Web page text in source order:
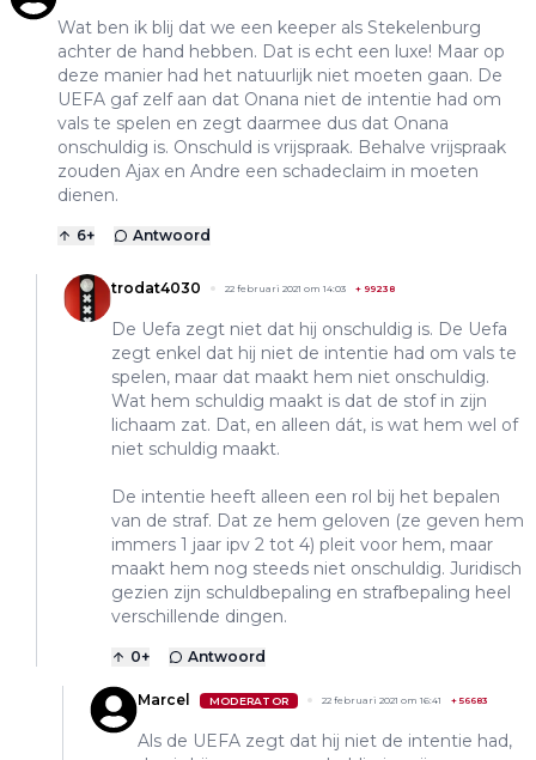
Wat ben ik blij dat we een keeper als Stekelenburg
achter de hand hebben. Dat is echt een luxe! Maar op
deze manier had het natuurlijk niet moeten gaan. De
UEFA gaf zelf aan dat Onana niet de intentie had om
vals te spelen en zegt daarmee dus dat Onana
onschuldig is. Onschuld is vrijspraak. Behalve vrijspraak
zouden Ajax en Andre een schadeclaim in moeten
dienen.
6+ Antwoord
trodat4030 22 februari 2021 om 14:03 + 99238
De Uefa zegt niet dat hij onschuldig is. De Uefa
zegt enkel dat hij niet de intentie had om vals te
spelen, maar dat maakt hem niet onschuldig.
Wat hem schuldig maakt is dat de stof in zijn
lichaam zat. Dat, en alleen dát, is wat hem wel of
niet schuldig maakt.
De intentie heeft alleen een rol bij het bepalen
van de straf. Dat ze hem geloven (ze geven hem
immers 1 jaar ipv 2 tot 4) pleit voor hem, maar
maakt hem nog steeds niet onschuldig. Juridisch
gezien zijn schuldbepaling en strafbepaling heel
verschillende dingen.
0+ Antwoord
Marcel MODERATOR 22 februari 2021 om 16:41 +56683
Als de UEFA zegt dat hij niet de intentie had,